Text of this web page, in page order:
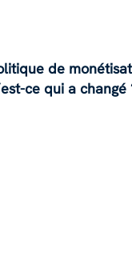
de
ce qui a changé